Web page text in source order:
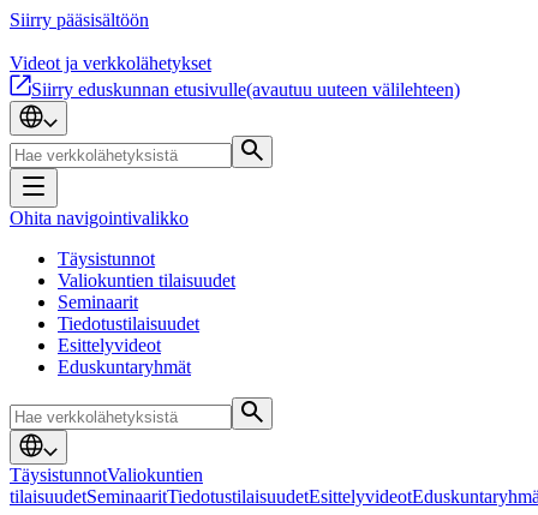
Siirry pääsisältöön
Videot ja verkkolähetykset
Siirry eduskunnan etusivulle(avautuu uuteen välilehteen)
Ohita navigointivalikko
Täysistunnot
Valiokuntien tilaisuudet
Seminaarit
Tiedotustilaisuudet
Esittelyvideot
Eduskuntaryhmät
TäysistunnotValiokuntien
tilaisuudetSeminaaritTiedotustilaisuudetEsittelyvideot